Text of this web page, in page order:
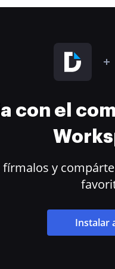
con el
y
Instalar